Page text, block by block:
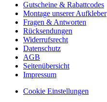
Gutscheine & Rabattcodes
Montage unserer Aufkleber
Fragen & Antworten
Rücksendungen
Widerrufsrecht
Datenschutz
AGB
Seitenübersicht
Impressum
Cookie Einstellungen